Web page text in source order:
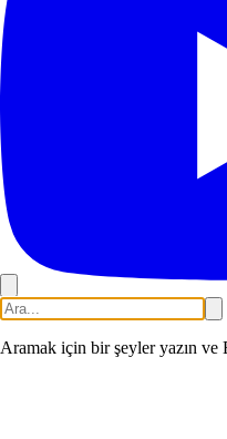
Aramak için bir şeyler yazın ve